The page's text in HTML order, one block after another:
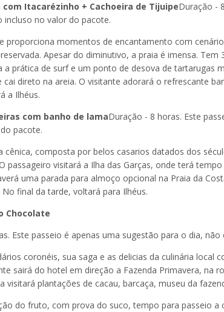
com Itacarézinho + Cachoeira de TijuipeDuração -
incluso no valor do pacote.
proporciona momentos de encantamento com
Apesar do diminutivo, a praia é imensa.
a prática de surf e um ponto de desova de tartarugas
cai direto na areia. O visitante adorará o refrescante
a Ilhéus.
com banho de lamaDuração - 8 horas. Este
pacote.
cênica, composta por belos casarios datados dos
passageiro visitará a Ilha das Garças, onde terá
uma parada para almoço opcional na Praia da
final da tarde, voltará para Ilhéus.
Chocolate
Este passeio é apenas uma sugestão para o dia,
coronéis, sua saga e as delicias da culinária local
sairá do hotel em direção a Fazenda Primavera, na
visitará plantações de cacau, barcaça, museu da
do fruto, com prova do suco, tempo para passeio